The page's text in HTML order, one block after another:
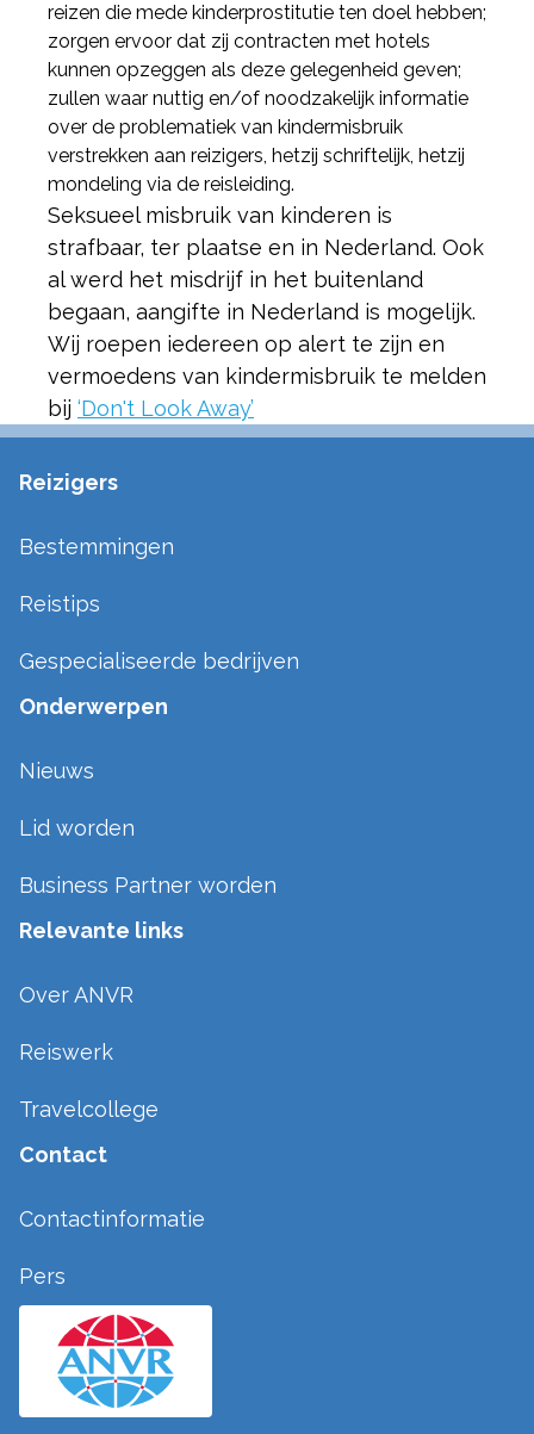
reizen die mede kinderprostitutie ten doel hebben;
zorgen ervoor dat zij contracten met hotels
kunnen opzeggen als deze gelegenheid geven;
zullen waar nuttig en/of noodzakelijk informatie
over de problematiek van kindermisbruik
verstrekken aan reizigers, hetzij schriftelijk, hetzij
mondeling via de reisleiding.
Seksueel misbruik van kinderen is
strafbaar, ter plaatse en in Nederland. Ook
al werd het misdrijf in het buitenland
begaan, aangifte in Nederland is mogelijk.
Wij roepen iedereen op alert te zijn en
vermoedens van kindermisbruik te melden
bij ‘Don't Look Away’
Reizigers
Bestemmingen
Reistips
Gespecialiseerde bedrijven
Onderwerpen
Nieuws
Lid worden
Business Partner worden
Relevante links
Over ANVR
Reiswerk
Travelcollege
Contact
Contactinformatie
Pers